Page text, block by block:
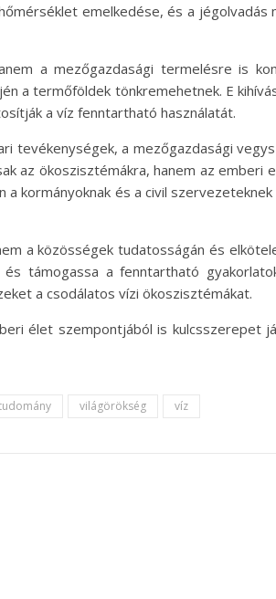
emelkedése, és a jégolvadás
a mezőgazdasági termelésre is
a termőföldek tönkremehetnek. E
a víz fenntartható használatát.
tevékenységek, a mezőgazdasági
az ökoszisztémákra, hanem az emberi
kormányoknak és a civil
a közösségek tudatosságán és
támogassa a fenntartható
a csodálatos vízi ökoszisztémákat.
élet szempontjából is kulcsszerepet
világörökség víz